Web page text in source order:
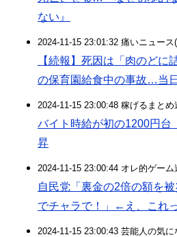
ない』
2024-11-15 23:01:32 痛いニュース
【続報】死因は「肉のど
の保育園給食中の事故…当
2024-11-15 23:00:48 稼げるまとめ
バイト時給が初の1200円
昇
2024-11-15 23:00:44 オレ的ゲーム
自民党「裏金の2倍の額を
でチャラで！」←え、これ
2024-11-15 23:00:43 芸能人の気に